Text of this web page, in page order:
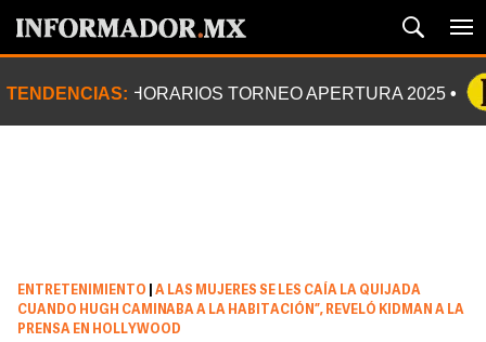
TENDENCIAS: HORARIOS TORNEO APERTURA 2025
ENTRETENIMIENTO
A LAS MUJERES SE LES CAÍA LA QUIJADA
CUANDO HUGH CAMINABA A LA HABITACIÓN”, REVELÓ KIDMAN A LA
PRENSA EN HOLLYWOOD